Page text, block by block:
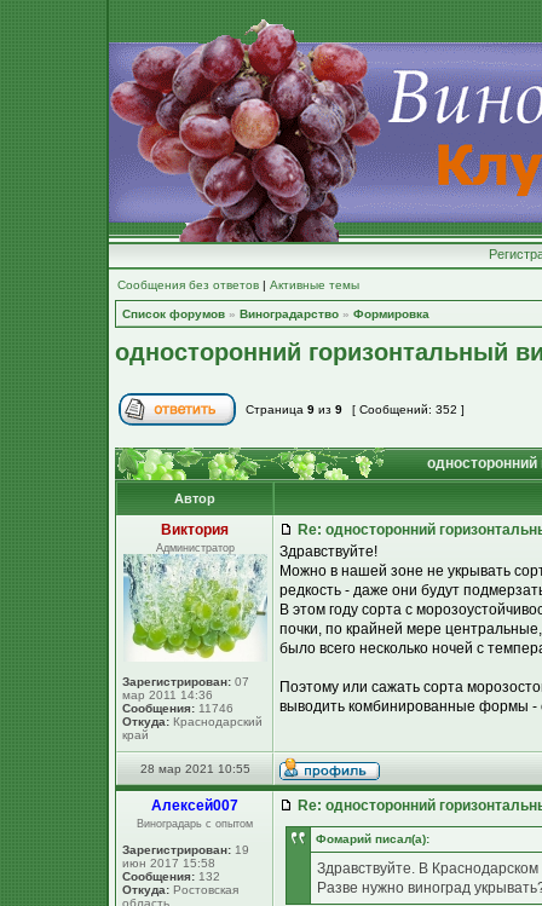
Сообщения без ответов | Активные темы
Список форумов » Виноградарство » Формировка
односторонний горизонтальный
Страница 9 из 9 [ Сообщений: 352 ]
Автор
Виктория
Администратор
Зарегистрирован: 07
мар 2011 14:36
Сообщения: 11746
Откуда: Краснодарский
край
Re: односторонний
Здравствуйте!
Можно в нашей зоне не укрывать
редкость - даже они будут
В этом году сорта с
почки, по крайней мере
было всего несколько ночей с
Поэтому или сажать сорта
выводить комбинированные формы -
28 мар 2021 10:55
Алексей007
Виноградарь с опытом
Зарегистрирован: 19
июн 2017 15:58
Сообщения: 132
Откуда: Ростовская
область
Re: односторонний
Фомарий писал(а):
Здравствуйте. В
Разве нужно виноград